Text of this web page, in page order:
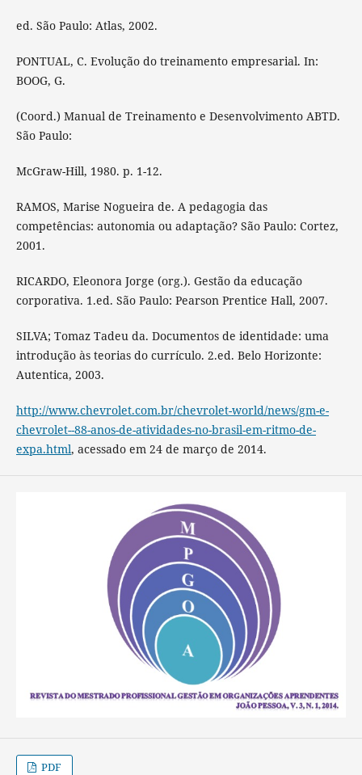
ed. São Paulo: Atlas, 2002.
PONTUAL, C. Evolução do treinamento empresarial. In:
BOOG, G.
(Coord.) Manual de Treinamento e Desenvolvimento ABTD.
São Paulo:
McGraw-Hill, 1980. p. 1-12.
RAMOS, Marise Nogueira de. A pedagogia das
competências: autonomia ou adaptação? São Paulo: Cortez,
2001.
RICARDO, Eleonora Jorge (org.). Gestão da educação
corporativa. 1.ed. São Paulo: Pearson Prentice Hall, 2007.
SILVA; Tomaz Tadeu da. Documentos de identidade: uma
introdução às teorias do currículo. 2.ed. Belo Horizonte:
Autentica, 2003.
http://www.chevrolet.com.br/chevrolet-world/news/gm-e-
chevrolet--88-anos-de-atividades-no-brasil-em-ritmo-de-
expa.html, acessado em 24 de março de 2014.
PDF